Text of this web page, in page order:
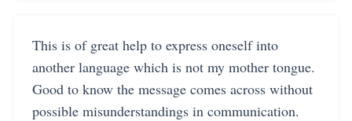
This is of great help to express oneself into
another language which is not my mother tongue.
Good to know the message comes across without
possible misunderstandings in communication.